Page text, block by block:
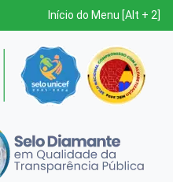
Início do Menu [Alt + 2]